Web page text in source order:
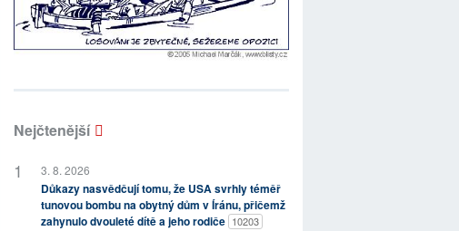
Nejčtenější
3. 8. 2026
Důkazy nasvědčují tomu, že USA svrhly téměř
tunovou bombu na obytný dům v Íránu, přičemž
zahynulo dvouleté dítě a jeho rodiče 10203